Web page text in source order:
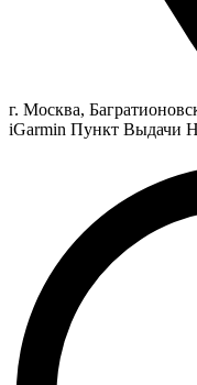
г. Москва,
iGarmin Пункт Выдачи